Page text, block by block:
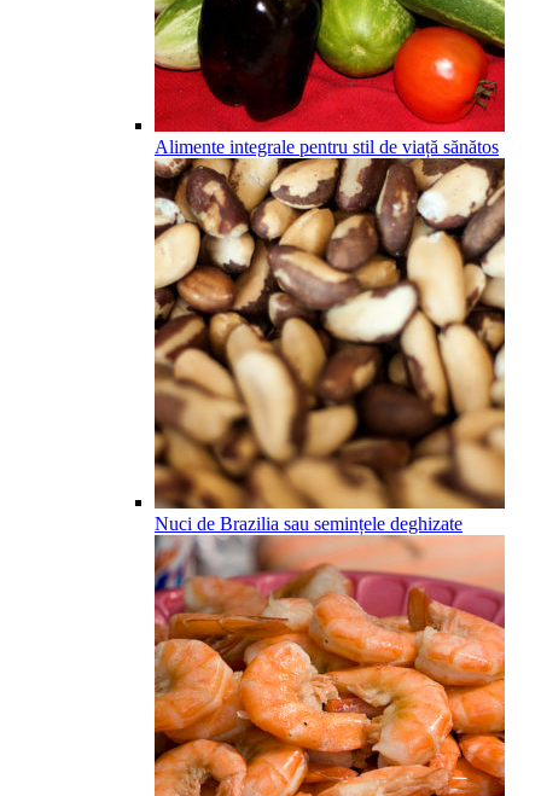
Alimente integrale pentru stil de viață sănătos
Nuci de Brazilia sau semințele deghizate